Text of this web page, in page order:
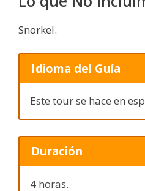
Snorkel.
Idioma del Guía
Este tour se hace en
Duración
4 horas.